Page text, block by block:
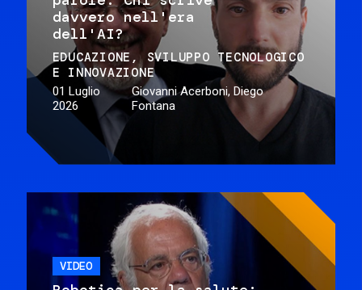
davvero nell'era
dell'AI?
EDUCAZIONE
SVILUPPO TECNOLOGICO
E INNOVAZIONE
01 Luglio
2026
Giovanni Acerboni, Diego
Fontana
VIDEO